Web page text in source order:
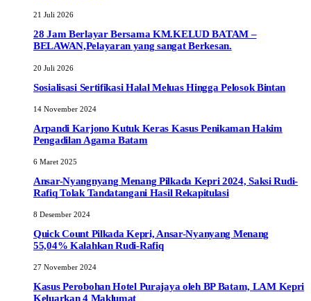
21 Juli 2026
28 Jam Berlayar Bersama KM.KELUD BATAM –
BELAWAN,Pelayaran yang sangat Berkesan.
20 Juli 2026
Sosialisasi Sertifikasi Halal Meluas Hingga Pelosok Bintan
14 November 2024
Arpandi Karjono Kutuk Keras Kasus Penikaman Hakim
Pengadilan Agama Batam
6 Maret 2025
Ansar-Nyangnyang Menang Pilkada Kepri 2024, Saksi Rudi-
Rafiq Tolak Tandatangani Hasil Rekapitulasi
8 Desember 2024
Quick Count Pilkada Kepri, Ansar-Nyanyang Menang
55,04% Kalahkan Rudi-Rafiq
27 November 2024
Kasus Perobohan Hotel Purajaya oleh BP Batam, LAM Kepri
Keluarkan 4 Maklumat